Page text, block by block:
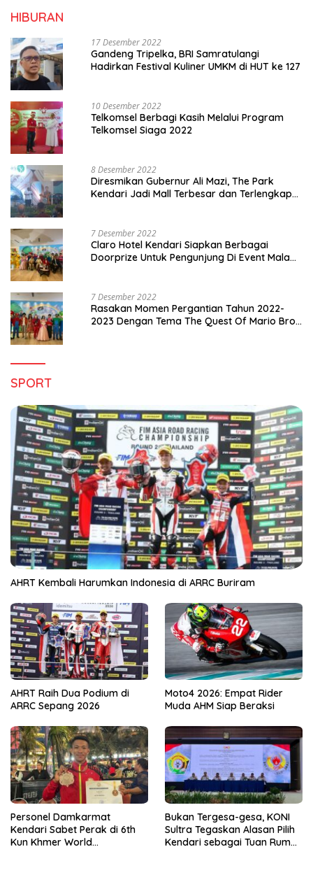
HIBURAN
17 Desember 2022
Gandeng Tripelka, BRI Samratulangi
Hadirkan Festival Kuliner UMKM di HUT ke 127
10 Desember 2022
Telkomsel Berbagi Kasih Melalui Program
Telkomsel Siaga 2022
8 Desember 2022
Diresmikan Gubernur Ali Mazi, The Park
Kendari Jadi Mall Terbesar dan Terlengkap
7 Desember 2022
Claro Hotel Kendari Siapkan Berbagai
Doorprize Untuk Pengunjung Di Event Malam
7 Desember 2022
Rasakan Momen Pergantian Tahun 2022-
2023 Dengan Tema The Quest Of Mario Bros
SPORT
AHRT Kembali Harumkan Indonesia di ARRC Buriram
AHRT Raih Dua Podium di
ARRC Sepang 2026
Moto4 2026: Empat Rider
Muda AHM Siap Beraksi
Personel Damkarmat
Kendari Sabet Perak di 6th
Kun Khmer World
Bukan Tergesa-gesa, KONI
Sultra Tegaskan Alasan Pilih
Kendari sebagai Tuan Rumah